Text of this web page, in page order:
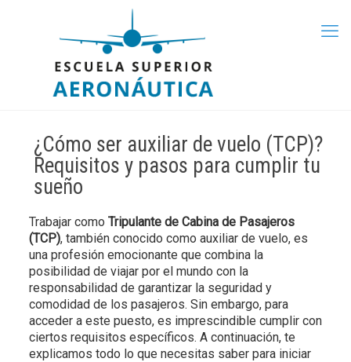
¿Cómo ser auxiliar de vuelo (TCP)?
Requisitos y pasos para cumplir tu
sueño
Trabajar como Tripulante de Cabina de Pasajeros
(TCP), también conocido como auxiliar de vuelo, es
una profesión emocionante que combina la
posibilidad de viajar por el mundo con la
responsabilidad de garantizar la seguridad y
comodidad de los pasajeros. Sin embargo, para
acceder a este puesto, es imprescindible cumplir con
ciertos requisitos específicos. A continuación, te
explicamos todo lo que necesitas saber para iniciar